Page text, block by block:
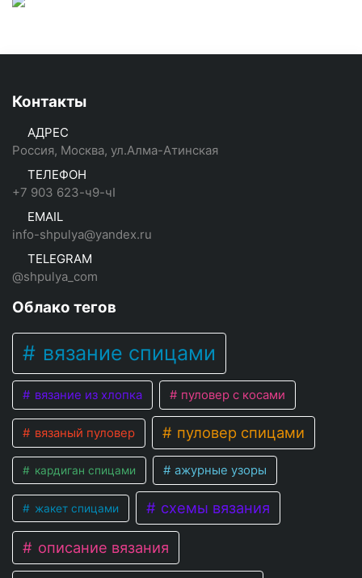
Контакты
АДРЕС
Россия, Москва, ул.Алма-Атинская
ТЕЛЕФОН
+7 903 623-ч9-чI
EMAIL
info-shpulya@yandex.ru
TELEGRAM
@shpulya_com
Облако тегов
вязание спицами
вязание из хлопка пуловер с косами
вязаный пуловер пуловер спицами
кардиган спицами ажурные узоры
жакет спицами схемы вязания
описание вязания